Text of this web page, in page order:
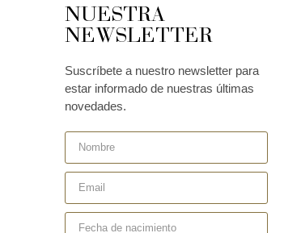
NUESTRA
NEWSLETTER
Suscríbete a nuestro newsletter para
estar informado de nuestras últimas
novedades.